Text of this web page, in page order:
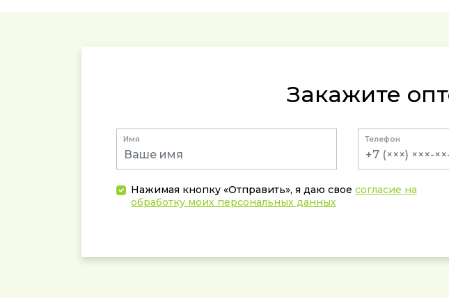
Закажите
Имя Телефон
Нажимая кнопку «Отправить», я даю свое согласие на
обработку моих персональных данных